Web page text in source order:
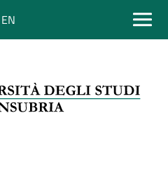
EN